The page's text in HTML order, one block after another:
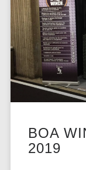
BOA
2019